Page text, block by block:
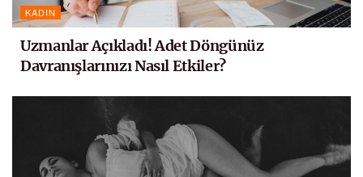
KADIN
Uzmanlar Açıkladı! Adet Döngünüz
Davranışlarınızı Nasıl Etkiler?